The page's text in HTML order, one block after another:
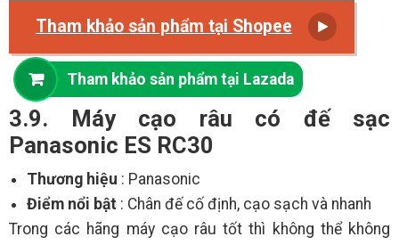
Tham khảo sản phẩm tại Shopee
Tham khảo sản phẩm tại Lazada
3.9. Máy cạo râu có đế sạc
Panasonic ES RC30
Thương hiệu : Panasonic
Điểm nổi bật : Chân đế cố định, cạo sạch và nhanh
Trong các hãng máy cạo râu tốt thì không thể không